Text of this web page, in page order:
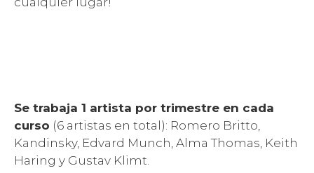
Se trabaja 1 artista por trimestre en cada
curso (6 artistas en total): Romero Britto,
Kandinsky, Edvard Munch, Alma Thomas, Keith
Haring y Gustav Klimt.